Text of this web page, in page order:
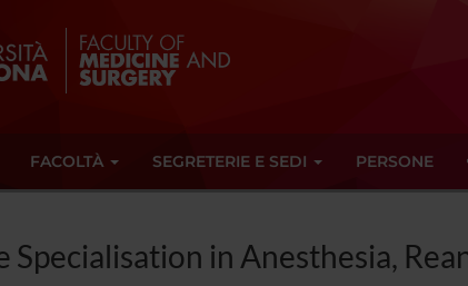
FACOLTÀ SEGRETERIE E SEDI PERSONE
Specialisation in Anesthesia,